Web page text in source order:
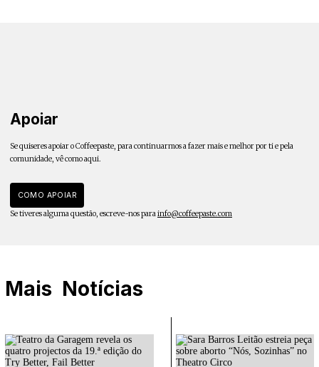
Apoiar
Se quiseres apoiar o Coffeepaste, para continuarmos a fazer mais e melhor por ti e pela
comunidade, vê como aqui.
COMO APOIAR
Se tiveres alguma questão, escreve-nos parainfo@coffeepaste.com
Mais Notícias